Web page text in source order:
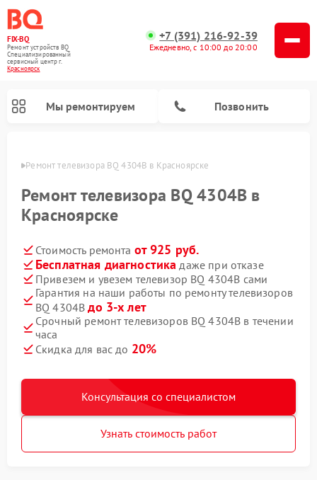
FIX-BQ
Ремонт устройств BQ
Специализированный
cервисный центр г.
Красноярск
+7 (391) 216-92-39
Ежедневно, с 10:00 до 20:00
Мы ремонтируем Позвонить
Ремонт телевизора BQ 4304B в Красноярске
Ремонт телевизора BQ 4304B в
Красноярске
Стоимость ремонта от 925 руб.
Бесплатная диагностика даже при отказе
Привезем и увезем телевизор BQ 4304B сами
Гарантия на наши работы по ремонту телевизоров
BQ 4304Bдо 3-х лет
Срочный ремонт телевизоров BQ 4304B в течении
часа
Скидка для вас до 20%
Консультация со специалистом
Узнать стоимость работ